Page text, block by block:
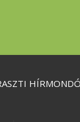
HÍRMONDÓ